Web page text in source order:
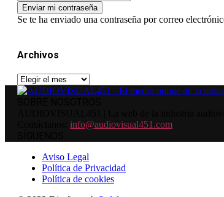
Se te ha enviado una contraseña por correo
Archivos
Archivos
info@audiovisual451.com
Aviso Legal
Política de Privacidad
Política de cookies